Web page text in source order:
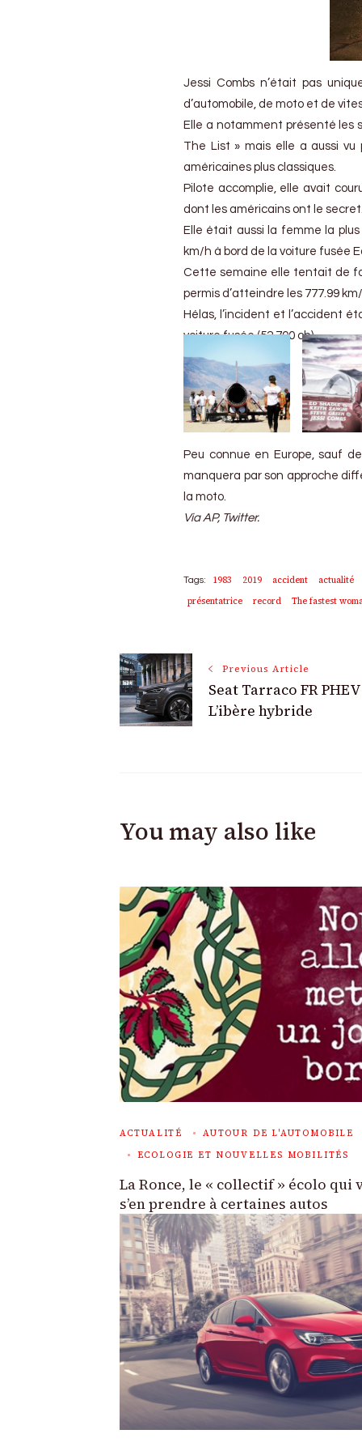
Jessi Combs n’était pas
d’automobile, de moto et de
Elle a notamment présenté les
The List » mais elle a aussi vu
américaines plus classiques.
Pilote accomplie, elle avait
dont les américains ont le secret.
Elle était aussi la femme la
km/h à bord de la voiture fusée
Cette semaine elle tentait de
permis d’atteindre les 777.99 km/
Hélas, l’incident et l’accident
voiture fusée (52.700 ch).
Peu connue en Europe, sauf
manquera par son approche
la moto.
Via AP, Twitter.
Tags: 1983 2019 accident actualité
présentatrice
record The fastest
Post
Navigation
Previous Article
Seat Tarraco FR
L’ibère hybride
You may also like
ACTUALITÉ
AUTOUR DE L'AUTOMOBILE
ECOLOGIE ET NOUVELLES MOBILITÉS
La Ronce, le « collectif » écolo qui
s’en prendre à certaines autos